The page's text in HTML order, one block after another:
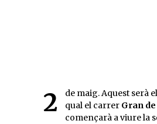
2 de maig. Aquest serà el dia a partir del qual el carrer Gran
començarà a viure la